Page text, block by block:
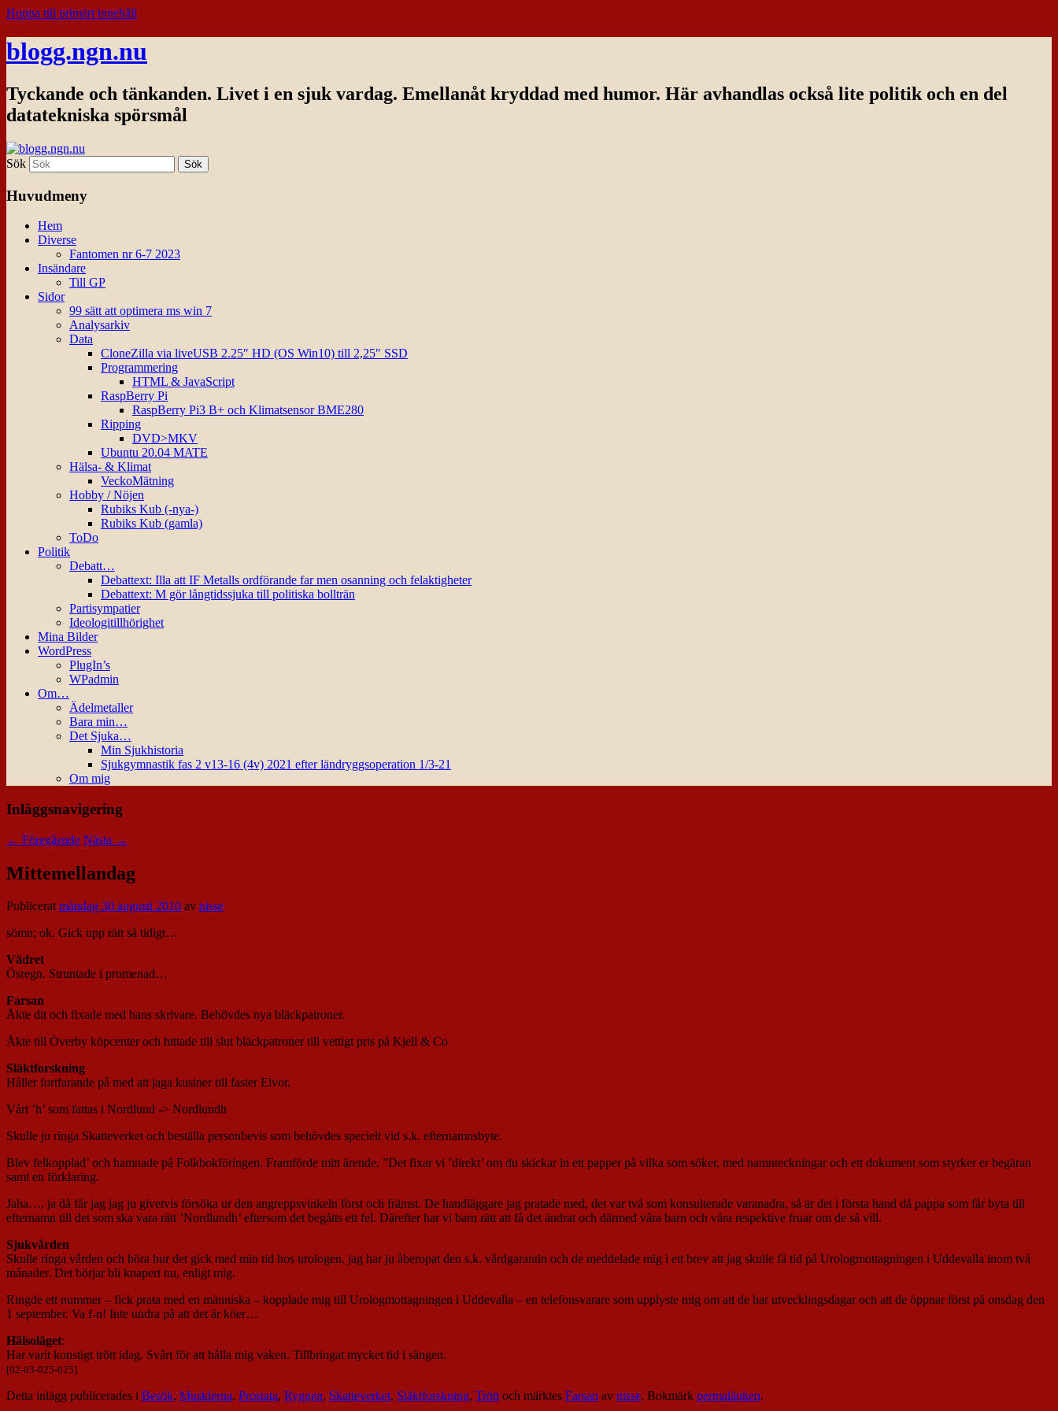
Hoppa till primärt innehåll
blogg.ngn.nu
Tyckande och tänkanden. Livet i en sjuk vardag. Emellanåt kryddad med humor. Här avhandlas också lite politik och en del
datatekniska spörsmål
Sök
Huvudmeny
Hem
Diverse
Fantomen nr 6-7 2023
Insändare
Till GP
Sidor
99 sätt att optimera ms win 7
Analysarkiv
Data
CloneZilla via liveUSB 2.25″ HD (OS Win10) till 2,25″ SSD
Programmering
HTML & JavaScript
RaspBerry Pi
RaspBerry Pi3 B+ och Klimatsensor BME280
Ripping
DVD>MKV
Ubuntu 20.04 MATE
Hälsa- & Klimat
VeckoMätning
Hobby / Nöjen
Rubiks Kub (-nya-)
Rubiks Kub (gamla)
ToDo
Politik
Debatt…
Debattext: Illa att IF Metalls ordförande far men osanning och felaktigheter
Debattext: M gör långtidssjuka till politiska bollträn
Partisympatier
Ideologitillhörighet
Mina Bilder
WordPress
PlugIn’s
WPadmin
Om…
Ädelmetaller
Bara min…
Det Sjuka…
Min Sjukhistoria
Sjukgymnastik fas 2 v13-16 (4v) 2021 efter ländryggsoperation 1/3-21
Om mig
Inläggsnavigering
← Föregående Nästa →
Mittemellandag
Publiceratmåndag 30 augusti 2010 av nisse
sömn; ok. Gick upp rätt så tidigt…
Vädret
Ösregn. Struntade i promenad…
Farsan
Åkte dit och fixade med hans skrivare. Behövdes nya bläckpatroner.
Åkte till Överby köpcenter och hittade till slut bläckpatroner till vettigt pris på Kjell & Co
Släktforskning
Håller fortfarande på med att jaga kusiner till faster Eivor.
Vårt ’h’ som fattas i Nordlund -> Nordlundh
Skulle ju ringa Skatteverket och beställa personbevis som behövdes specielt vid s.k. efternamnsbyte.
Blev felkopplad’ och hamnade på Folkbokföringen. Framförde mitt ärende. ”Det fixar vi ’direkt’ om du skickar in ett papper på vilka som söker, med namnteckningar och ett dokument som styrker er begäran
samt en förklaring.
Jaha…, ja då får jag jag ju givetvis försöka ur den angreppsvinkeln först och främst. De handläggare jag pratade med, det var två som konsulterade varanadra, så är det i första hand då pappa som får byta till
efternamn till det som ska vara rätt ’Nordlundh’ eftersom det begåtts ett fel. Därefter har vi barn rätt att få det ändrat och därmed våra barn och våra respektive fruar om de så vill.
Sjukvården
Skulle ringa vården och höra hur det gick med min tid hos urologen. jag har ju åberopat den s.k. vårdgarantin och de meddelade mig i ett brev att jag skulle få tid på Urologmottagningen i Uddevalla inom två
månader. Det börjar bli knapert nu, enligt mig.
Ringde ett nummer – fick prata med en människa – kopplade mig till Urologmottagningen i Uddevalla – en telefonsvarare som upplyste mig om att de har utvecklingsdagar och att de öppnar först på onsdag den
1 september. Va f-n! Inte undra på att det är köer…
Hälsoläget:
Har varit konstigt trött idag. Svårt för att hålla mig vaken. Tillbringat mycket tid i sängen.
[02-03-025-025]
Detta inlägg publicerades i Besök, Musklerna, Prostata, Ryggen, Skatteverket, Släktforskning, Tröttoch märktes Farsan av nisse. Bokmärk permalänken.